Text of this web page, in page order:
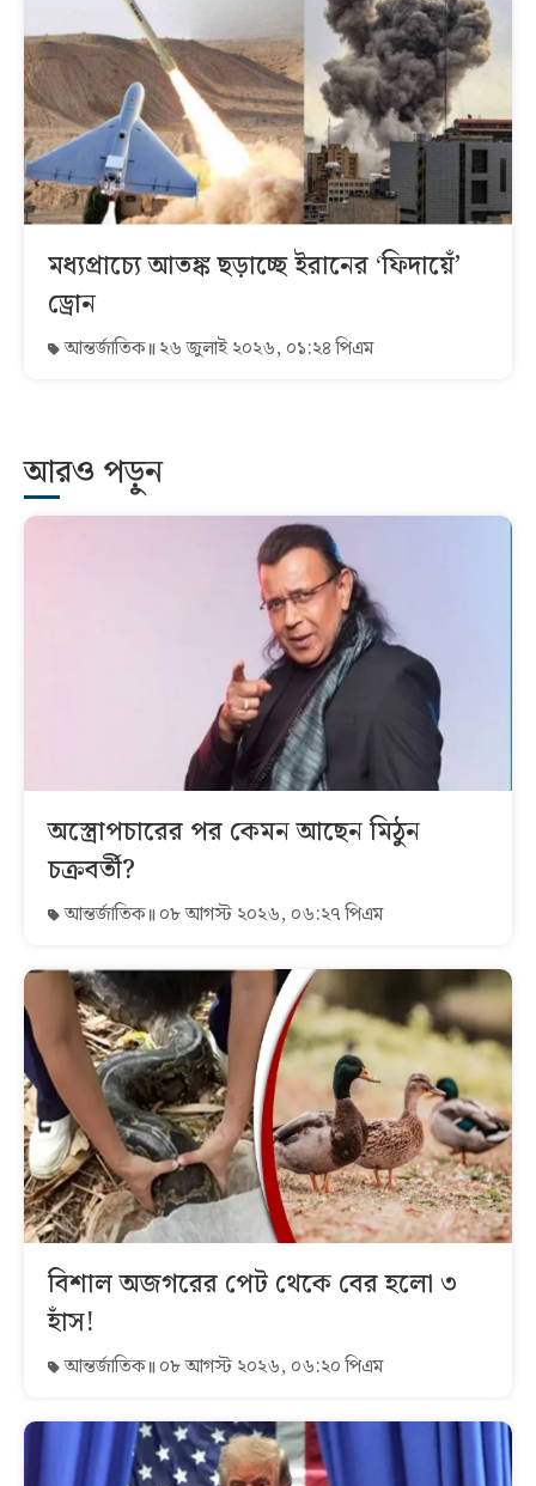
মধ্যপ্রাচ্যে আতঙ্ক ছড়াচ্ছে ইরানের ‘ফিদায়েঁ’
ড্রোন
আন্তর্জাতিক ২৬ জুলাই ২০২৬, ০১:২৪ পিএম
আরও পড়ুন
অস্ত্রোপচারের পর কেমন আছেন মিঠুন
চক্রবর্তী?
আন্তর্জাতিক ০৮ আগস্ট ২০২৬, ০৬:২৭ পিএম
বিশাল অজগরের পেট থেকে বের হলো ৩
হাঁস!
আন্তর্জাতিক ০৮ আগস্ট ২০২৬, ০৬:২০ পিএম